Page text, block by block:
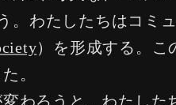
。わたしたちはコミ
）を形成する。こ
。
わろうと、わたした